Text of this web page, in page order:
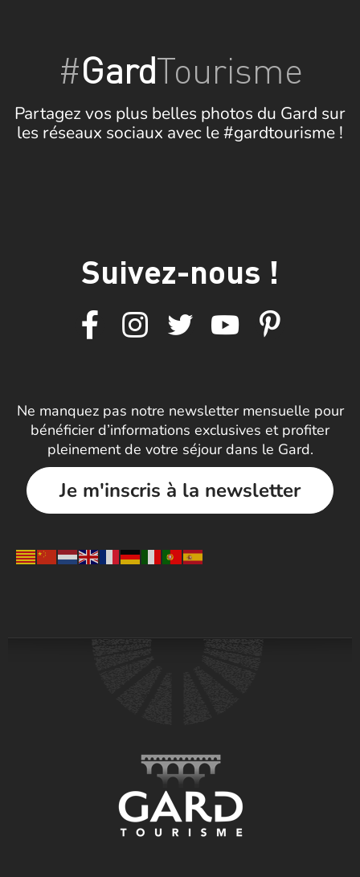
#GardTourisme
Partagez vos plus belles photos du Gard sur
les réseaux sociaux avec le #gardtourisme !
Suivez-nous !
Ne manquez pas notre newsletter mensuelle pour
bénéficier d’informations exclusives et profiter
pleinement de votre séjour dans le Gard.
Je m'inscris à la newsletter